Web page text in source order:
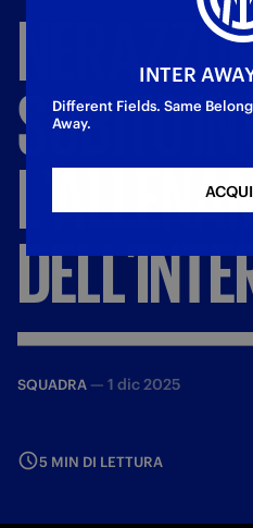
SUBITOIN
SQUADRA — 1 dic 2025
5 MIN DI LETTURA
INTER
Different Fields. Same
Away.